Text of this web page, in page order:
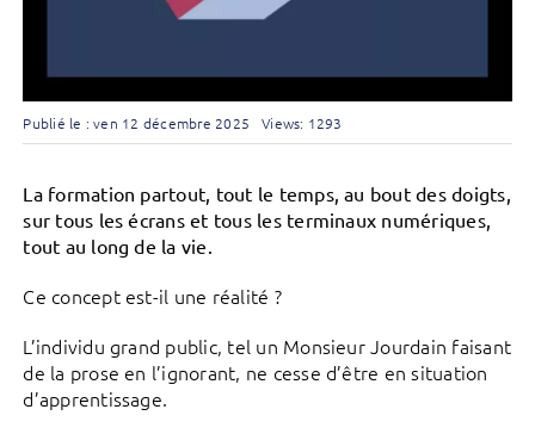
Publié le : ven 12 décembre 2025 Views: 1293
La formation partout, tout le temps, au bout des doigts,
sur tous les écrans et tous les terminaux numériques,
tout au long de la vie.
Ce concept est-il une réalité ?
L’individu grand public, tel un Monsieur Jourdain faisant
de la prose en l’ignorant, ne cesse d’être en situation
d’apprentissage.